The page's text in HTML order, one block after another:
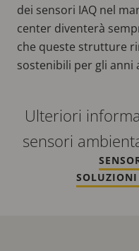
dei sensori IAQ nel
center diventerà
che queste strutture
sostenibili per gli anni
Ulteriori
sensori
SOLUZIONI